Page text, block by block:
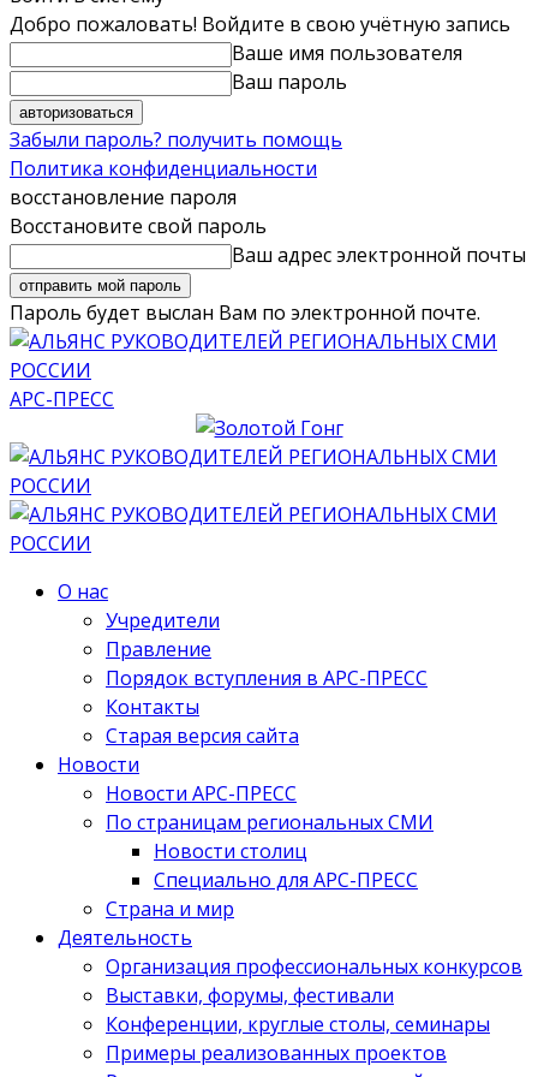
Добро пожаловать! Войдите в свою учётную запись
Ваше имя пользователя
Ваш пароль
Забыли пароль? получить помощь
Политика конфиденциальности
восстановление пароля
Восстановите свой пароль
Ваш адрес электронной почты
Пароль будет выслан Вам по электронной почте.
АРС-ПРЕСС
О нас
Учредители
Правление
Порядок вступления в АРС-ПРЕСС
Контакты
Старая версия сайта
Новости
Новости АРС-ПРЕСС
По страницам региональных СМИ
Новости столиц
Специально для АРС-ПРЕСС
Страна и мир
Деятельность
Организация профессиональных конкурсов
Выставки, форумы, фестивали
Конференции, круглые столы, семинары
Примеры реализованных проектов